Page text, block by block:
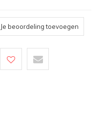
Je beoordeling toevoegen